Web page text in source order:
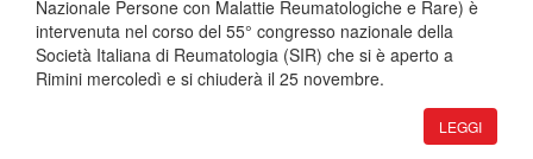
Nazionale Persone con Malattie Reumatologiche e Rare) è
intervenuta nel corso del 55° congresso nazionale della
Società Italiana di Reumatologia (SIR) che si è aperto a
Rimini mercoledì e si chiuderà il 25 novembre.
LEGGI